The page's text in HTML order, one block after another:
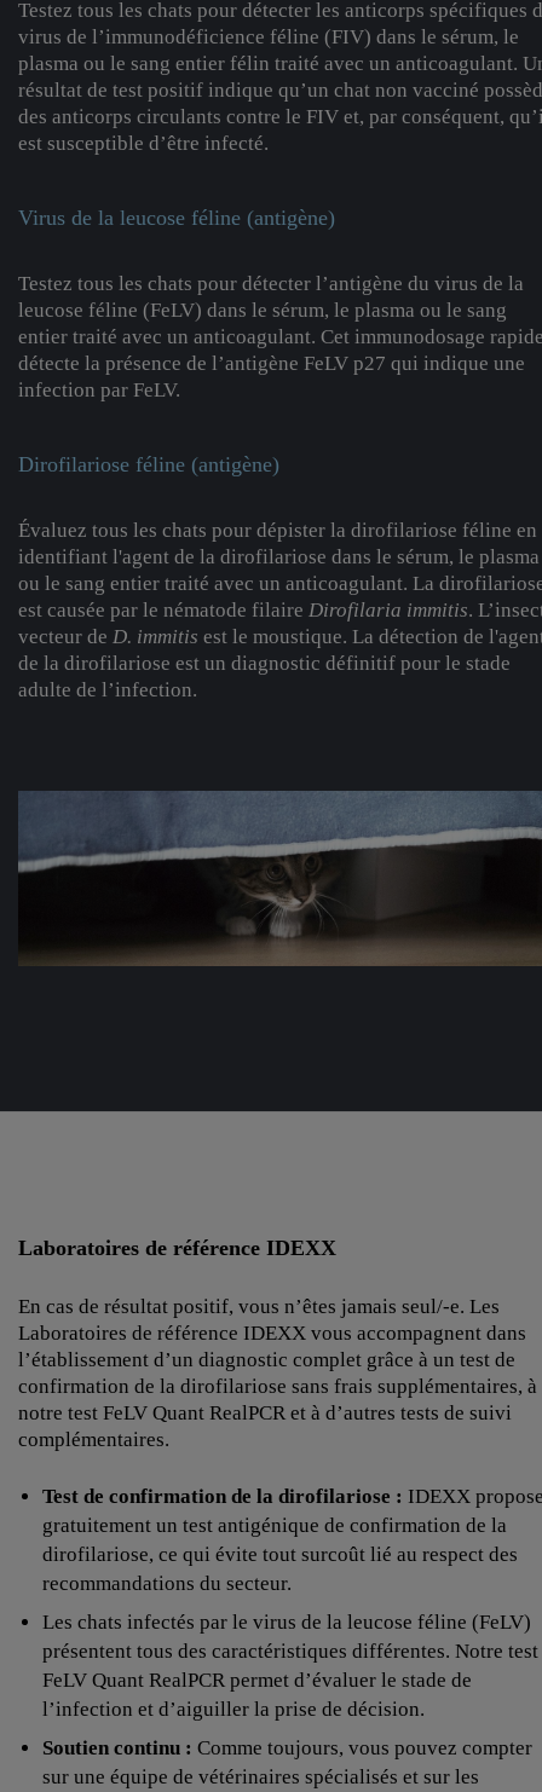
Testez tous les chats pour détecter les anticorps spécifiques
virus de l’immunodéficience féline (FIV) dans le sérum, le
plasma ou le sang entier félin traité avec un anticoagulant.
résultat de test positif indique qu’un chat non vacciné
des anticorps circulants contre le FIV et, par conséquent,
est susceptible d’être infecté.
Virus de la leucose féline (antigène)
Testez tous les chats pour détecter l’antigène du virus de la
leucose féline (FeLV) dans le sérum, le plasma ou le sang
entier traité avec un anticoagulant. Cet immunodosage
détecte la présence de l’antigène FeLV p27 qui indique une
infection par FeLV.
Dirofilariose féline (antigène)
Évaluez tous les chats pour dépister la dirofilariose féline en
identifiant l'agent de la dirofilariose dans le sérum, le plasma
ou le sang entier traité avec un anticoagulant. La
est causée par le nématode filaire Dirofilaria immitis.
vecteur de D. immitis est le moustique. La détection de
de la dirofilariose est un diagnostic définitif pour le stade
adulte de l’infection.
Laboratoires de référence IDEXX
En cas de résultat positif, vous n’êtes jamais seul/-e. Les
Laboratoires de référence IDEXX vous accompagnent dans
l’établissement d’un diagnostic complet grâce à un test de
confirmation de la dirofilariose sans frais supplémentaires, à
notre test FeLV Quant RealPCR et à d’autres tests de suivi
complémentaires.
Test de confirmation de la dirofilariose : IDEXX
gratuitement un test antigénique de confirmation de la
dirofilariose, ce qui évite tout surcoût lié au respect des
recommandations du secteur.
Les chats infectés par le virus de la leucose féline (FeLV)
présentent tous des caractéristiques différentes. Notre test
FeLV Quant RealPCR permet d’évaluer le stade de
l’infection et d’aiguiller la prise de décision.
Soutien continu : Comme toujours, vous pouvez compter
sur une équipe de vétérinaires spécialisés et sur les